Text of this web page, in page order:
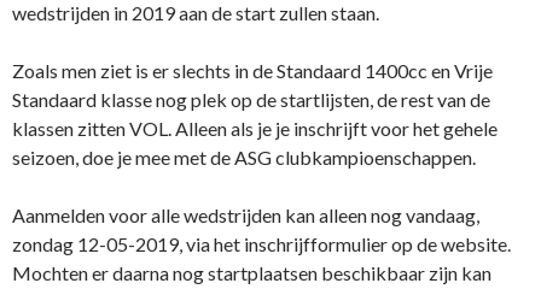
wedstrijden in 2019 aan de start zullen staan.
Zoals men ziet is er slechts in de Standaard 1400cc en Vrije
Standaard klasse nog plek op de startlijsten, de rest van de
klassen zitten VOL. Alleen als je je inschrijft voor het gehele
seizoen, doe je mee met de ASG clubkampioenschappen.
Aanmelden voor alle wedstrijden kan alleen nog vandaag,
zondag 12-05-2019, via het inschrijfformulier op de website.
Mochten er daarna nog startplaatsen beschikbaar zijn kan